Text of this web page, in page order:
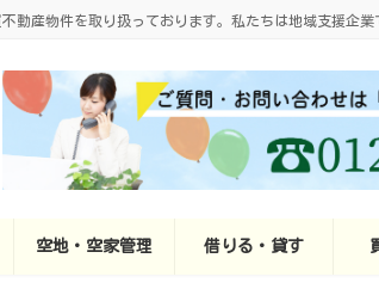
動産物件を取り扱っております。私たちは地域支援企業
空地・空家管理 借りる・貸す